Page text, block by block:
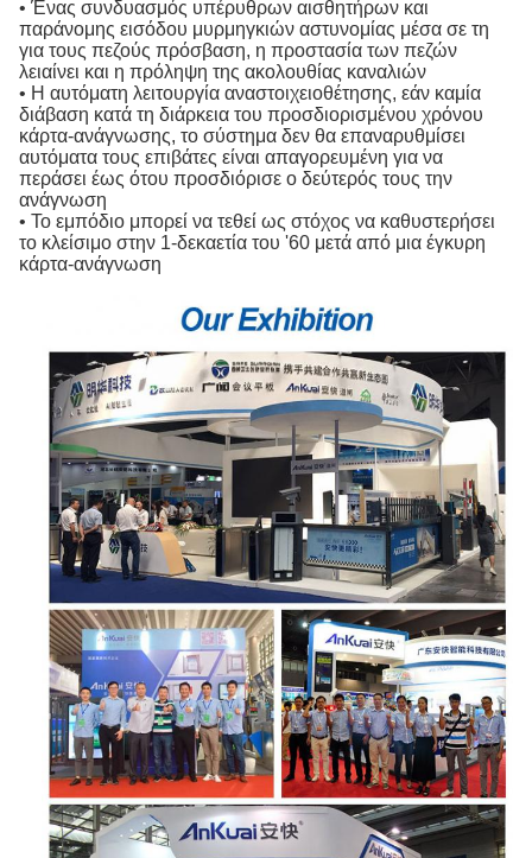
• Ένας συνδυασμός υπέρυθρων αισθητήρων και
παράνομης εισόδου μυρμηγκιών αστυνομίας μέσα σε τη
για τους πεζούς πρόσβαση, η προστασία των πεζών
λειαίνει και η πρόληψη της ακολουθίας καναλιών
• Η αυτόματη λειτουργία αναστοιχειοθέτησης, εάν καμία
διάβαση κατά τη διάρκεια του προσδιορισμένου χρόνου
κάρτα-ανάγνωσης, το σύστημα δεν θα επαναρυθμίσει
αυτόματα τους επιβάτες είναι απαγορευμένη για να
περάσει έως ότου προσδιόρισε ο δεύτερός τους την
ανάγνωση
• Το εμπόδιο μπορεί να τεθεί ως στόχος να καθυστερήσει
το κλείσιμο στην 1-δεκαετία του '60 μετά από μια έγκυρη
κάρτα-ανάγνωση